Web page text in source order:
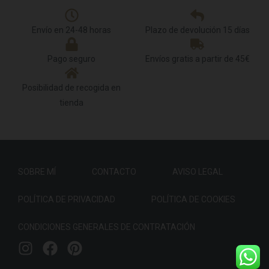
Envío en 24-48 horas Plazo de devolución 15 días
Pago seguro Envíos gratis a partir de 45€
Posibilidad de recogida en
tienda
SOBRE MÍ CONTACTO AVISO LEGAL
POLÍTICA DE PRIVACIDAD POLÍTICA DE COOKIES
CONDICIONES GENERALES DE CONTRATACIÓN